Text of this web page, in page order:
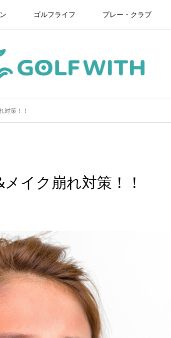
ゴルフライフ プレー・クラブ
対策！！
イク崩れ対策！！